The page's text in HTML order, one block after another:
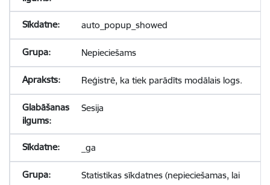
auto_popup_showed
Nepieciešams
Reģistrē, ka tiek parādīts modālais logs.
Sesija
_ga
Statistikas sīkdatnes (nepieciešamas, lai